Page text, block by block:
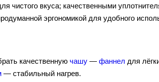
чистого вкуса; качественными
эргономикой для удобного
качественную чашу — фаннел для
— стабильный нагрев.